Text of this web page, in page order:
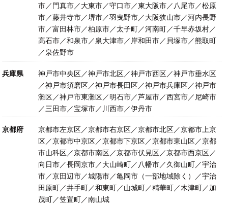
市／門真市／大東市／守口市／東大阪市／八尾市／松原
市／藤井寺市／堺市／羽曳野市／大阪狭山市／河内長野
市／富田林市／柏原市／太子町／河南町／千早赤坂村／
高石市／和泉市／泉大津市／岸和田市／貝塚市／熊取町
／泉佐野市
兵庫県
神戸市中央区／神戸市北区／神戸市西区／神戸市垂水区
／神戸市須磨区／神戸市長田区／神戸市兵庫区／神戸市
灘区／神戸市東灘区／明石市／芦屋市／西宮市／尼崎市
／三田市／宝塚市／川西市／伊丹市
京都府
京都市左京区／京都市右京区／京都市北区／京都市上京
区／京都市中京区／京都市下京区／京都市東山区／京都
市山科区／京都市南区／京都市伏見区／京都市西京区／
向日市／長岡京市／大山崎町／八幡市／久御山町／宇治
市／京田辺市／城陽市／亀岡市（一部地域除く）／宇治
田原町／井手町／和東町／山城町／精華町／木津町／加
茂町／笠置町／南山城